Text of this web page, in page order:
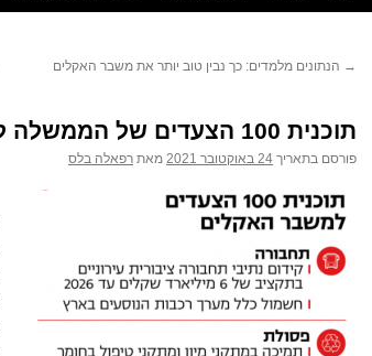
→ הנתונים מלמדים: כך נבין טוב יותר את משבר האקלים
תוכנית 100 הצעדים של הממשלה להתמודדות עם משבר האקלים
פורסם בתאריך 24 באוקטובר 2021 מאת רפאלה בלס